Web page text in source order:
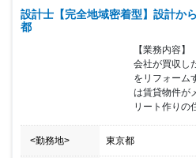
設計士【完全地域密着型】設計か
都
【業務内容】
会社が買収し
をリフォーム
は賃貸物件が
リート作りの
<勤務地> 東京都